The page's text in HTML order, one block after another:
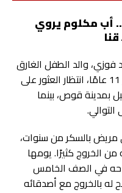
أب مكلوم يروي
والد الطفل الغارق
عبده محمود فوزي، البالغ من العمر 11 عامًا، انتظار العثور على
بمدينة قوص، بينما
مريض بالسكر من سنوات،
الخروج كثيرًا. يومها
في الصف الخامس
له بالخروج مع أصدقائه